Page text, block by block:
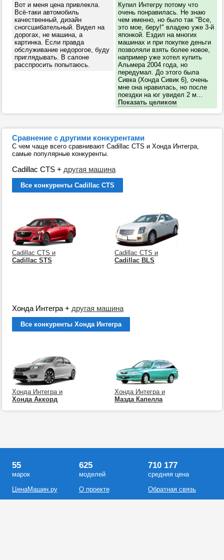
Вот и меня цена привлекла.
Всё-таки автомобиль
качественный, дизайн
сногсшибательный. Видел на
дорогах, не машина, а
картинка. Если правда
обслуживание недорогое, буду
приглядывать. В салоне
расспросить попытаюсь.
Купил Интегру потому что
очень понравилась. Не знаю
чем именно, но было так "Все,
это мое, беру!" владею уже 3-й
японкой. Ездил на многих
машинах и при покупке деньги
позволяли взять более новое,
например уже хотел купить
Альмера 2004 года, но
передумал. До этого была
Сивка (Хонда Сивик 6), очень
мне она нравилась, но после
поездки на юг увидел 2 м...
Показать целиком
Сравнение с другими конкурентами
С чем чаще всего сравнивают Cadillac CTS и Хонда Интегра,
самые популярные конкуренты.
Cadillac CTS + другая машина
Все конкуренты Cadillac CTS
Cadillac CTS и
Cadillac STS
Cadillac CTS и
Cadillac BLS
Хонда Интегра + другая машина
Все конкуренты Хонда Интегра
Хонда Интегра и
Хонда Аккорд
Хонда Интегра и
Мазда Капелла
55
марок
ЦенаМашин.ру
625
моделей
О проекте
710 177
средняя цена
Обратная связь